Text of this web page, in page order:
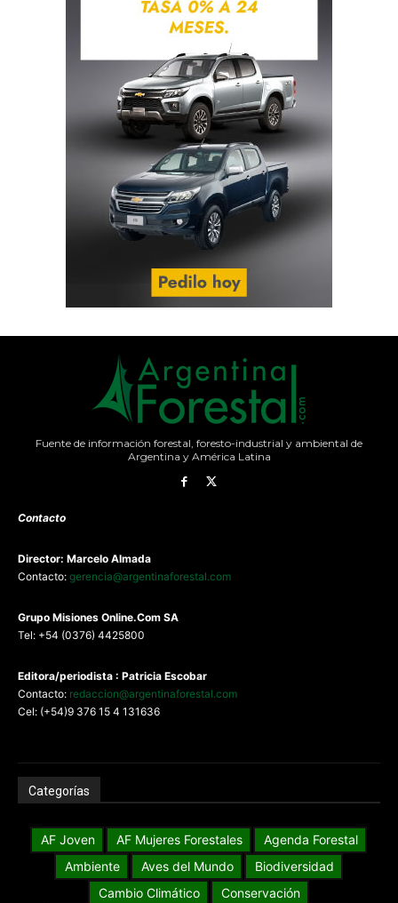
Fuente de información forestal, foresto-industrial y ambiental de
Argentina y América Latina
Contacto
Director: Marcelo Almada
Contacto: gerencia@argentinaforestal.com
Grupo Misiones Online.Com SA
Tel: +54 (0376) 4425800
Editora/periodista : Patricia Escobar
Contacto: redaccion@argentinaforestal.com
Cel: (+54)9 376 15 4 131636
Categorías
AF Joven AF Mujeres Forestales
Agenda Forestal
Ambiente
Aves del Mundo
Biodiversidad
Cambio Climático
Conservación